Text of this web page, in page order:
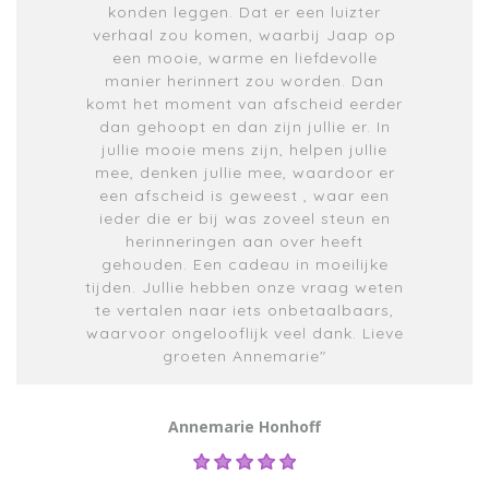
konden leggen. Dat er een luizter
verhaal zou komen, waarbij Jaap op
een mooie, warme en liefdevolle
manier herinnert zou worden. Dan
komt het moment van afscheid eerder
dan gehoopt en dan zijn jullie er. In
jullie mooie mens zijn, helpen jullie
mee, denken jullie mee, waardoor er
een afscheid is geweest , waar een
ieder die er bij was zoveel steun en
herinneringen aan over heeft
gehouden. Een cadeau in moeilijke
tijden. Jullie hebben onze vraag weten
te vertalen naar iets onbetaalbaars,
waarvoor ongelooflijk veel dank. Lieve
groeten Annemarie"
Annemarie Honhoff